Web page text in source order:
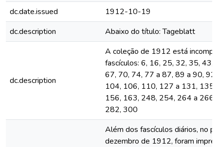
dc.date.issued
1912-10-19
dc.description
Abaixo do título: Tageblatt
dc.description
A coleção de 1912 está
fascículos: 6, 16, 25, 32, 35, 43,
67, 70, 74, 77 a 87, 89 a 90,
104, 106, 110, 127 a 131,
156, 163, 248, 254, 264 a
282, 300
Além dos fascículos diários, no
dezembro de 1912, foram